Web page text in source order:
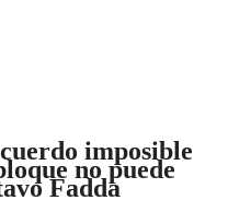
imposible
no puede
Fadda